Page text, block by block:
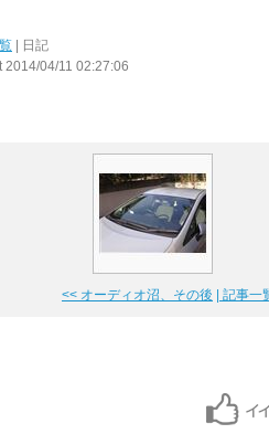
| 日記
2014/04/11 02:27:06
<< オーディオ沼、その後 | 記事一